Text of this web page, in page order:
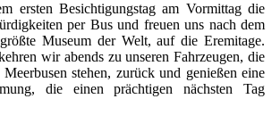
ersten Besichtigungstag am Vormittag die
per Bus und freuen uns nach dem
Museum der Welt, auf die Eremitage.
wir abends zu unseren Fahrzeugen, die
stehen, zurück und genießen eine
die einen prächtigen nächsten Tag